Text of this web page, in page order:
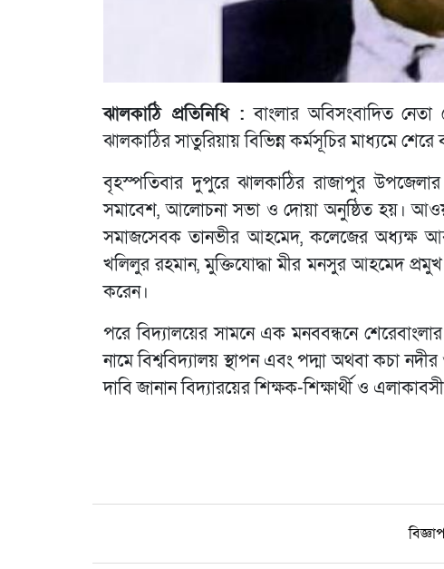
ঝালকাঠি প্রতিনিধি : বাংলার অবিসংবাদিত
ঝালকাঠির সাতুরিয়ায় বিভিন্ন কর্মসূচির মাধ্যমে
বৃহস্পতিবার দুপুরে ঝালকাঠির রাজাপুর
সমাবেশ, আলোচনা সভা ও দোয়া অনুষ্ঠিত হয়।
সমাজসেবক তানভীর আহমেদ, কলেজের অধ্যক্ষ
খলিলুর রহমান, মুক্তিযোদ্ধা মীর মনসুর আহমেদ
করেন।
পরে বিদ্যালয়ের সামনে এক মনববন্ধনে
নামে বিশ্ববিদ্যালয় স্থাপন এবং পদ্মা অথবা কচা
দাবি জানান বিদ্যারয়ের শিক্ষক-শিক্ষার্থী ও